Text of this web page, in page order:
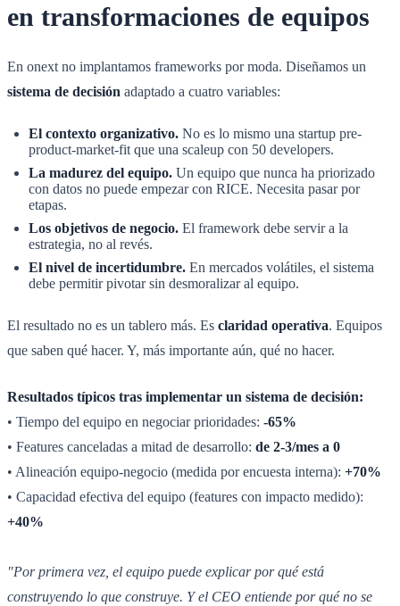
en transformaciones de equipos
En onext no implantamos frameworks por moda. Diseñamos un
sistema de decisión adaptado a cuatro variables:
El contexto organizativo. No es lo mismo una startup pre-
product-market-fit que una scaleup con 50 developers.
La madurez del equipo. Un equipo que nunca ha priorizado
con datos no puede empezar con RICE. Necesita pasar por
etapas.
Los objetivos de negocio. El framework debe servir a la
estrategia, no al revés.
El nivel de incertidumbre. En mercados volátiles, el sistema
debe permitir pivotar sin desmoralizar al equipo.
El resultado no es un tablero más. Es claridad operativa. Equipos
que saben qué hacer. Y, más importante aún, qué no hacer.
Resultados típicos tras implementar un sistema de decisión:
• Tiempo del equipo en negociar prioridades: -65%
• Features canceladas a mitad de desarrollo: de 2-3/mes a 0
• Alineación equipo-negocio (medida por encuesta interna): +70%
• Capacidad efectiva del equipo (features con impacto medido):
+40%
"Por primera vez, el equipo puede explicar por qué está
construyendo lo que construye. Y el CEO entiende por qué no se